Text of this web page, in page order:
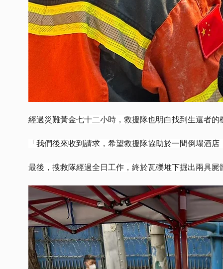
經過災難黃金七十二小時，救援隊也明白找到生還者的
「我們後來收到請求，希望救援隊協助於一間倒塌酒
最後，搜救隊經過全日工作，終於瓦礫堆下掘出兩具